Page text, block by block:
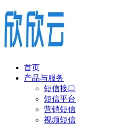
首页
产品与服务
短信接口
短信平台
营销短信
视频短信